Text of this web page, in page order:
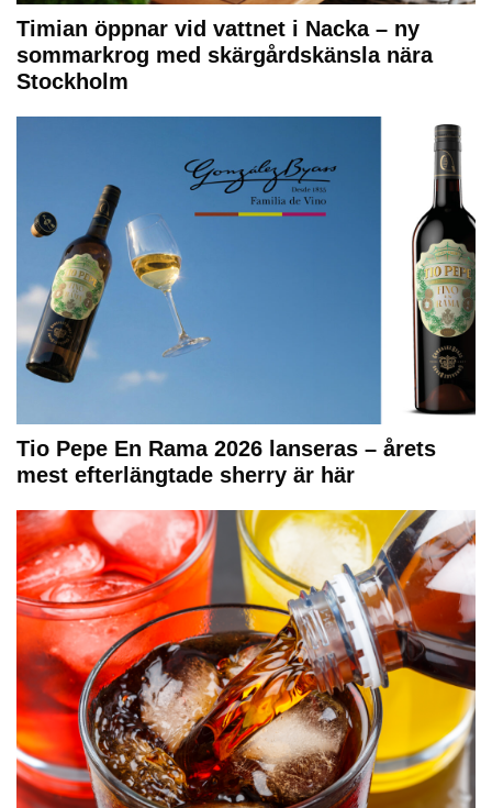
Timian öppnar vid vattnet i Nacka – ny
sommarkrog med skärgårdskänsla nära
Stockholm
Tio Pepe En Rama 2026 lanseras – årets
mest efterlängtade sherry är här